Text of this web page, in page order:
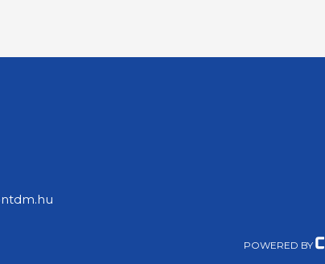
POWERED BY